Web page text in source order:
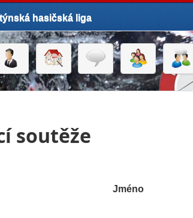
hasičská liga
soutěže
Jméno